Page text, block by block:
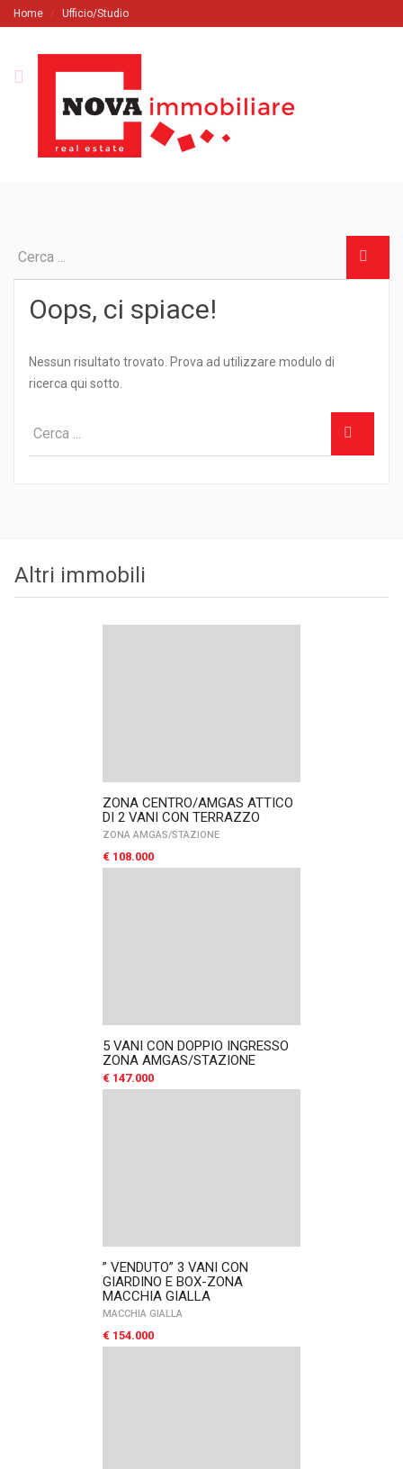
Home Ufficio/Studio
Oops, ci spiace!
Nessun risultato trovato. Prova ad utilizzare modulo di
ricerca qui sotto.
Altri immobili
ZONA CENTRO/AMGAS ATTICO
DI 2 VANI CON TERRAZZO
ZONA AMGAS/STAZIONE
€ 108.000
5 VANI CON DOPPIO INGRESSO
ZONA AMGAS/STAZIONE
€ 147.000
” VENDUTO” 3 VANI CON
GIARDINO E BOX-ZONA
MACCHIA GIALLA
MACCHIA GIALLA
€ 154.000